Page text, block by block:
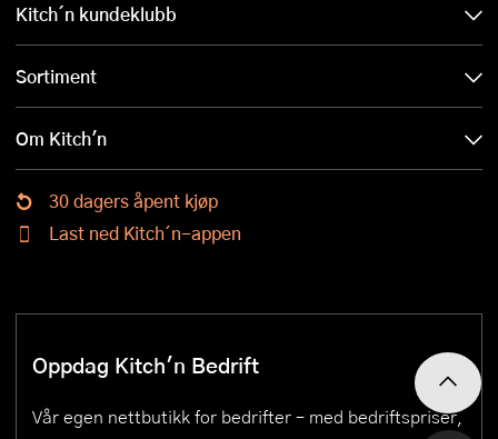
Kitch´n kundeklubb
Sortiment
Om Kitch'n
30 dagers åpent kjøp
Last ned Kitch´n-appen
Oppdag Kitch'n Bedrift
Vår egen nettbutikk for bedrifter – med bedriftspriser,